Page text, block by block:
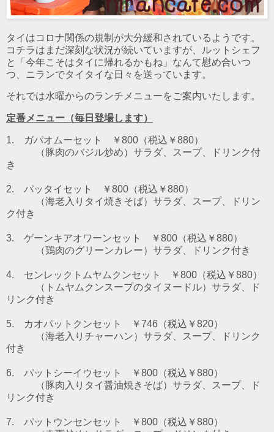
タイはコロナ関係の規制が大分緩和されているようです。
コチラはまだ深刻な状況が続いていますが、ルットシェフ
と「今年こそはタイに帰れるかもね」なんて慰め合いつ
つ、ニランでタイタイな日々を送っています。
それでは水曜からのランチメニューをご案内いたします。
定番メニュー（毎日登場します）
1. ガパオムーセット ￥800（税込￥880）
（豚肉のバジル炒め） サラダ、スープ、ドリンク付
き
2. パッタイセット ￥800（税込￥880）
（海老入りタイ焼きそば） サラダ、スープ、ドリン
ク付き
3. ゲーンキアオワーンセット ￥800（税込￥880）
（鶏肉のグリーンカレー） サラダ、ドリンク付き
4. センレックトムヤムクンセット ￥800（税込￥880）
（トムヤムクンスープのタイヌードル） サラダ、ド
リンク付き
5. カオパットクンセット ￥746（税込￥820）
（海老入りチャーハン）サラダ、スープ、ドリンク
付き
6. パットシーイウセット
￥800（税込￥880）
（豚肉入りタイ醤油焼きそば）サラダ、スープ、ド
リンク付き
7. パットウンセンセット
￥800（税込￥880）